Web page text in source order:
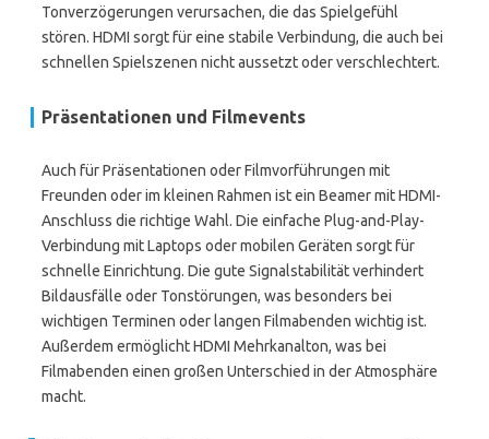
Tonverzögerungen verursachen, die das Spielgefühl
stören. HDMI sorgt für eine stabile Verbindung, die auch bei
schnellen Spielszenen nicht aussetzt oder verschlechtert.
Präsentationen und Filmevents
Auch für Präsentationen oder Filmvorführungen mit
Freunden oder im kleinen Rahmen ist ein Beamer mit HDMI-
Anschluss die richtige Wahl. Die einfache Plug-and-Play-
Verbindung mit Laptops oder mobilen Geräten sorgt für
schnelle Einrichtung. Die gute Signalstabilität verhindert
Bildausfälle oder Tonstörungen, was besonders bei
wichtigen Terminen oder langen Filmabenden wichtig ist.
Außerdem ermöglicht HDMI Mehrkanalton, was bei
Filmabenden einen großen Unterschied in der Atmosphäre
macht.